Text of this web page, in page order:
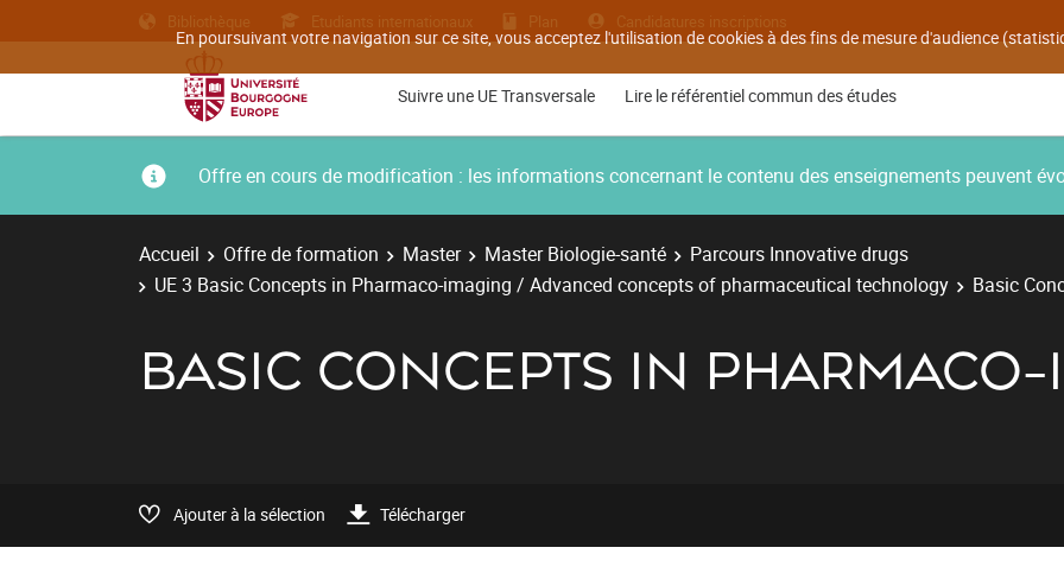
En poursuivant votre navigation sur ce site, vous acceptez l'utilisation de cookies à des fins de mesure d'audience
Bibliothèque Etudiants internationaux Plan Candidatures inscriptions
Suivre une UE Transversale Lire le référentiel commun des études
Offre en cours de modification : les informations concernant le contenu des enseignements peuvent
Accueil Offre de formation Master Master Biologie-santé
Parcours Innovative drugs
UE 3 Basic Concepts in Pharmaco-imaging / Advanced concepts of pharmaceutical technology
Basic
BASIC CONCEPTS IN
Ajouter à la sélection Télécharger